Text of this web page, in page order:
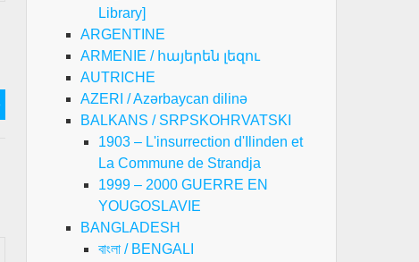
暴
IL
PARAIT
AURAIENT
MAJORITAIREMENT
Library]
ARGENTINE
ARMENIE / հայերեն լեզու
AUTRICHE
AZERI / Azərbaycan dilinə
BALKANS / SRPSKOHRVATSKI
1903 – L'insurrection d'Ilinden et
La Commune de Strandja
1999 – 2000 GUERRE EN
YOUGOSLAVIE
BANGLADESH
বাংলা / BENGALI